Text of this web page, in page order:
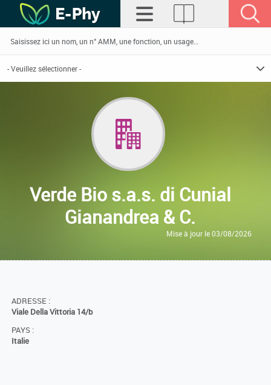
Verde Bio s.a.s. di Cunial
Gianandrea & C.
Mise à jour le 03/08/2026
ADRESSE :
Viale Della Vittoria 14/b
PAYS :
Italie